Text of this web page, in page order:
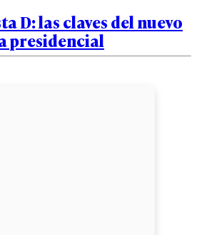
D: las claves del nuevo
presidencial